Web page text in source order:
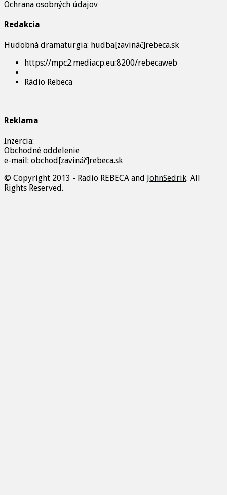
Ochrana osobných údajov
Redakcia
Hudobná dramaturgia: hudba[zavináč]rebeca.sk
https://mpc2.mediacp.eu:8200/rebecaweb
Rádio Rebeca
Reklama
Inzercia:
Obchodné oddelenie
e-mail: obchod[zavináč]rebeca.sk
© Copyright 2013 - Radio REBECA and JohnSedrik. All
Rights Reserved.